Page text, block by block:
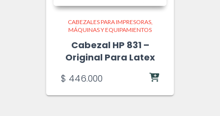
CABEZALES PARA IMPRESORAS
MÁQUINAS Y EQUIPAMIENTOS
Cabezal HP 831 –
Original Para Latex
$ 446.000